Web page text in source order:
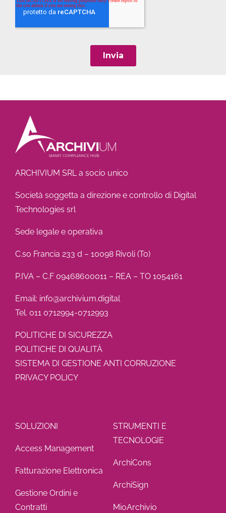
ARCHIVIUM SRL a socio unico
Società soggetta a direzione e controllo di Digital
Technologies srl
Sede legale e operativa
C.so Francia 233 d – 10098 Rivoli (To)
P.IVA – C.F 09468600011 – REA – TO 1054161
Email: info@archivium.digital
Tel. 011 0712994-0712993
POLITICHE DI SICUREZZA
POLITICHE DI QUALITÀ
SISTEMA DI GESTIONE ANTI CORRUZIONE
PRIVACY POLICY
SOLUZIONI
Access Management
Fatturazione Elettronica
Gestione Ordini e
Contratti
STRUMENTI E
TECNOLOGIE
ArchiCons
ArchiSign
MioArchivio